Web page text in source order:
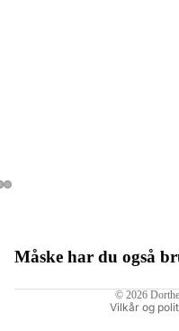
Måske har du også
© 2026
Vilkår og